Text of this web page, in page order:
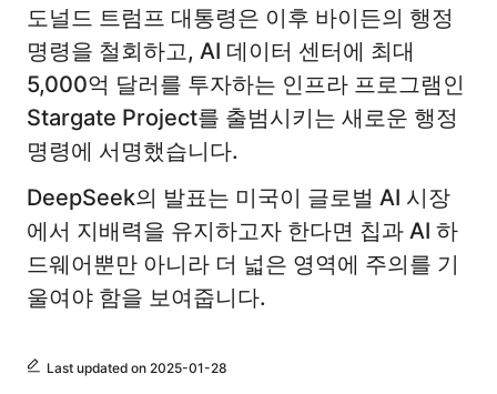
도널드 트럼프 대통령은 이후 바이든의 행정
명령을 철회하고, AI 데이터 센터에 최대
5,000억 달러를 투자하는 인프라 프로그램인
Stargate Project를 출범시키는 새로운 행정
명령에 서명했습니다.
DeepSeek의 발표는 미국이 글로벌 AI 시장
에서 지배력을 유지하고자 한다면 칩과 AI 하
드웨어뿐만 아니라 더 넓은 영역에 주의를 기
울여야 함을 보여줍니다.
Last updated on 2025-01-28